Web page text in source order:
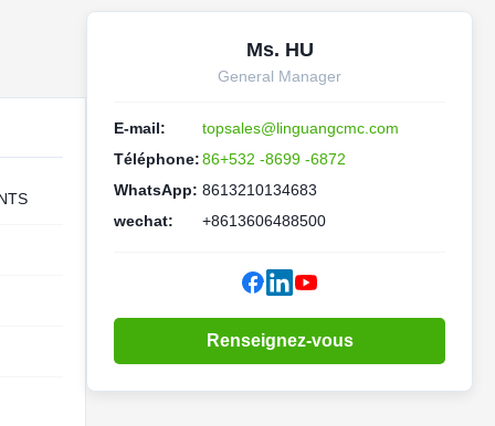
Ms. HU
General Manager
E-mail:
topsales@linguangcmc.com
Téléphone:86+532 -8699 -6872
WhatsApp: 8613210134683
wechat:
+8613606488500
Renseignez-vous